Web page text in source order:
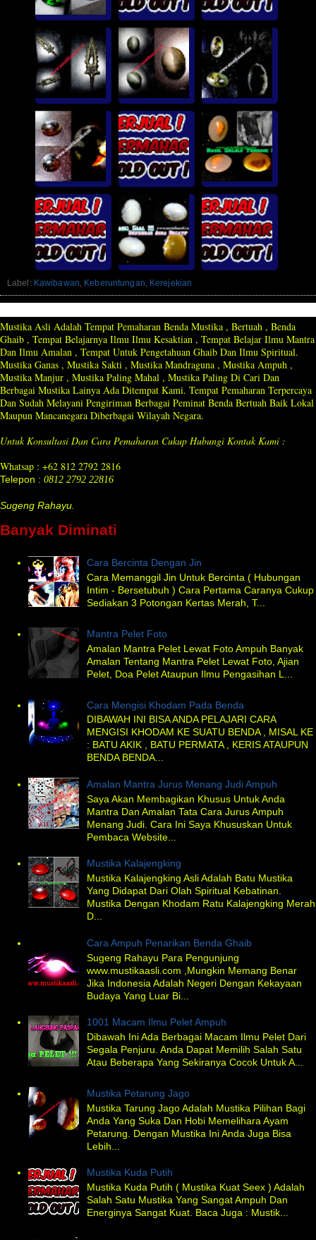
Label: Kawibawan, Keberuntungan, Kerejekian
Mustika Asli Adalah Tempat Pemaharan Benda Mustika , Bertuah , Benda
Ghaib , Tempat Belajarnya Ilmu Ilmu Kesaktian , Tempat Belajar Ilmu Mantra
Dan Ilmu Amalan , Tempat Untuk Pengetahuan Ghaib Dan Ilmu Spiritual.
Mustika Ganas , Mustika Sakti , Mustika Mandraguna , Mustika Ampuh ,
Mustika Manjur , Mustika Paling Mahal , Mustika Paling Di Cari Dan
Berbagai Mustika Lainya Ada Ditempat Kami. Tempat Pemaharan Terpercaya
Dan Sudah Melayani Pengiriman Berbagai Peminat Benda Bertuah Baik Lokal
Maupun Mancanegara Diberbagai Wilayah Negara.
Untuk Konsultasi Dan Cara Pemaharan Cukup Hubungi Kontak Kami :
Whatsap : +62 812 2792 2816
Telepon : 0812 2792 22816
Sugeng Rahayu.
Banyak Diminati
Cara Bercinta Dengan Jin
Cara Memanggil Jin Untuk Bercinta ( Hubungan
Intim - Bersetubuh ) Cara Pertama Caranya Cukup
Sediakan 3 Potongan Kertas Merah, T...
Mantra Pelet Foto
Amalan Mantra Pelet Lewat Foto Ampuh Banyak
Amalan Tentang Mantra Pelet Lewat Foto, Ajian
Pelet, Doa Pelet Ataupun Ilmu Pengasihan L...
Cara Mengisi Khodam Pada Benda
DIBAWAH INI BISA ANDA PELAJARI CARA
MENGISI KHODAM KE SUATU BENDA , MISAL KE
: BATU AKIK , BATU PERMATA , KERIS ATAUPUN
BENDA BENDA...
Amalan Mantra Jurus Menang Judi Ampuh
Saya Akan Membagikan Khusus Untuk Anda
Mantra Dan Amalan Tata Cara Jurus Ampuh
Menang Judi. Cara Ini Saya Khususkan Untuk
Pembaca Website...
Mustika Kalajengking
Mustika Kalajengking Asli Adalah Batu Mustika
Yang Didapat Dari Olah Spiritual Kebatinan.
Mustika Dengan Khodam Ratu Kalajengking Merah
D...
Cara Ampuh Penarikan Benda Ghaib
Sugeng Rahayu Para Pengunjung
www.mustikaasli.com ,Mungkin Memang Benar
Jika Indonesia Adalah Negeri Dengan Kekayaan
Budaya Yang Luar Bi...
1001 Macam Ilmu Pelet Ampuh
Dibawah Ini Ada Berbagai Macam Ilmu Pelet Dari
Segala Penjuru. Anda Dapat Memilih Salah Satu
Atau Beberapa Yang Sekiranya Cocok Untuk A...
Mustika Petarung Jago
Mustika Tarung Jago Adalah Mustika Pilihan Bagi
Anda Yang Suka Dan Hobi Memelihara Ayam
Petarung. Dengan Mustika Ini Anda Juga Bisa
Lebih...
Mustika Kuda Putih
Mustika Kuda Putih ( Mustika Kuat Seex ) Adalah
Salah Satu Mustika Yang Sangat Ampuh Dan
Energinya Sangat Kuat. Baca Juga : Mustik...